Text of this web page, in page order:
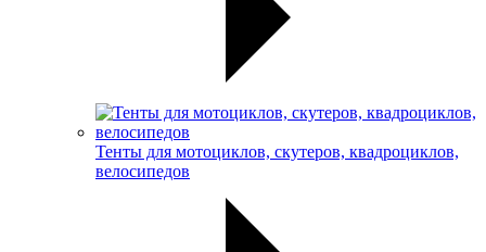
Тенты для мотоциклов, скутеров, квадроциклов,
велосипедов